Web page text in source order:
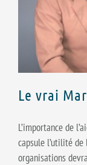
Le vrai
L’importance de
capsule l’utilité
organisations